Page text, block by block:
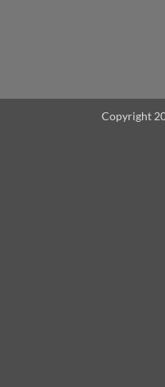
Copyright